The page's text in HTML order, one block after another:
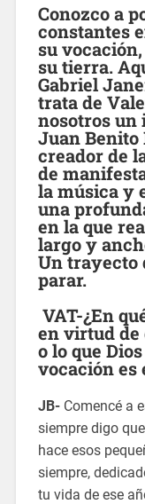
Conozco a
constantes
su
su tierra.
Gabriel
trata de
nosotros un
Juan Benito
creadorde
de
la música y
una
en la que
largo y
Un trayecto
parar.
VAT-¿En
en virtud de
o lo que
vocación es
JB-Comencé a
siempre digo
hace esos
siempre,
tu vida de ese